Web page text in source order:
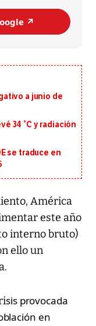
↗️
a junio de
34 °C y radiación
se traduce en
América
este año
interno bruto)
ello un
sis provocada
en